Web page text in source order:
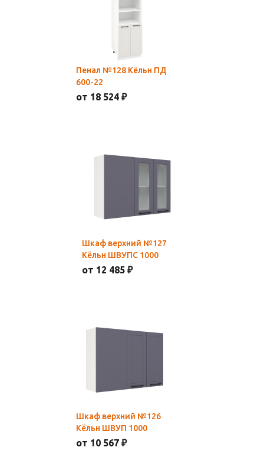
Пенал №128 Кёльн ПД
600-22
от 18 524 ₽
Шкаф верхний №127
Кёльн ШВУПС 1000
от 12 485 ₽
Шкаф верхний №126
Кёльн ШВУП 1000
от 10 567 ₽